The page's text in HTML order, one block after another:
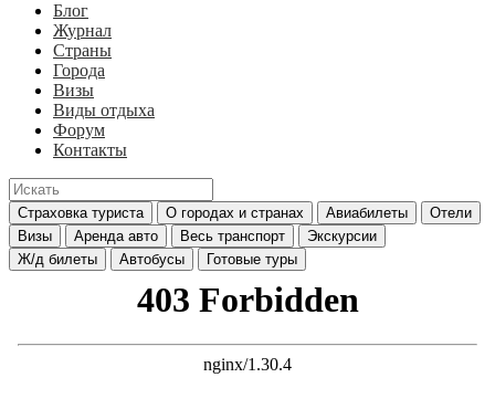
Блог
Журнал
Страны
Города
Визы
Виды отдыха
Форум
Контакты
Страховка туриста О городах и странах Авиабилеты
Отели
Визы
Аренда авто Весь транспорт
Экскурсии
Ж/д билеты
Автобусы Готовые туры